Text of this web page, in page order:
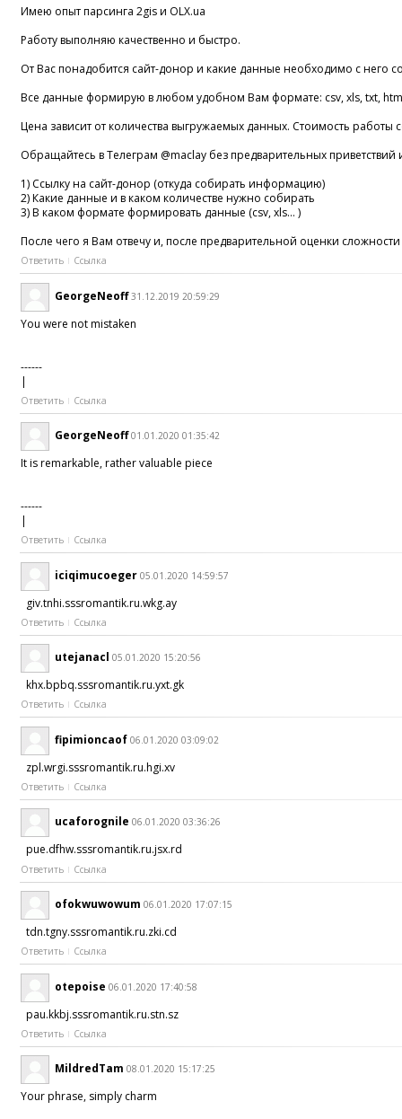
Имею опыт парсинга 2gis и OLX.ua
Работу выполняю качественно и быстро.
От Вас понадобится сайт-донор и какие данные необходимо с него
Все данные формирую в любом удобном Вам формате: csv, xls, txt,
Цена зависит от количества выгружаемых данных. Стоимость
Обращайтесь в Телеграм @maclay без предварительных
1) Ссылку на сайт-донор (откуда собирать информацию)
2) Какие данные и в каком количестве нужно собирать
3) В каком формате формировать данные (csv, xls… )
После чего я Вам отвечу и, после предварительной оценки
Ответить Ссылка
GeorgeNeoff 31.12.2019 20:59:29
You were not mistaken
------
|
Ответить Ссылка
GeorgeNeoff 01.01.2020 01:35:42
It is remarkable, rather valuable piece
------
|
Ответить Ссылка
iciqimucoeger 05.01.2020 14:59:57
giv.tnhi.sssromantik.ru.wkg.ay
Ответить Ссылка
utejanacl 05.01.2020 15:20:56
khx.bpbq.sssromantik.ru.yxt.gk
Ответить Ссылка
fipimioncaof 06.01.2020 03:09:02
zpl.wrgi.sssromantik.ru.hgi.xv
Ответить Ссылка
ucaforognile 06.01.2020 03:36:26
pue.dfhw.sssromantik.ru.jsx.rd
Ответить Ссылка
ofokwuwowum 06.01.2020 17:07:15
tdn.tgny.sssromantik.ru.zki.cd
Ответить Ссылка
otepoise 06.01.2020 17:40:58
pau.kkbj.sssromantik.ru.stn.sz
Ответить Ссылка
MildredTam 08.01.2020 15:17:25
Your phrase, simply charm